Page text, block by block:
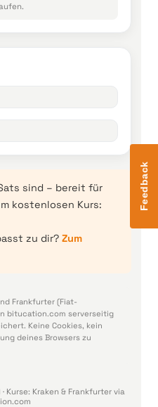
sind – bereit für
kostenlosen Kurs:
zu dir? Zum
Frankfurter (Fiat-
bitucation.com serverseitig
Keine Cookies, kein
deines Browsers zu
Kurse: Kraken & Frankfurter via
Feedback